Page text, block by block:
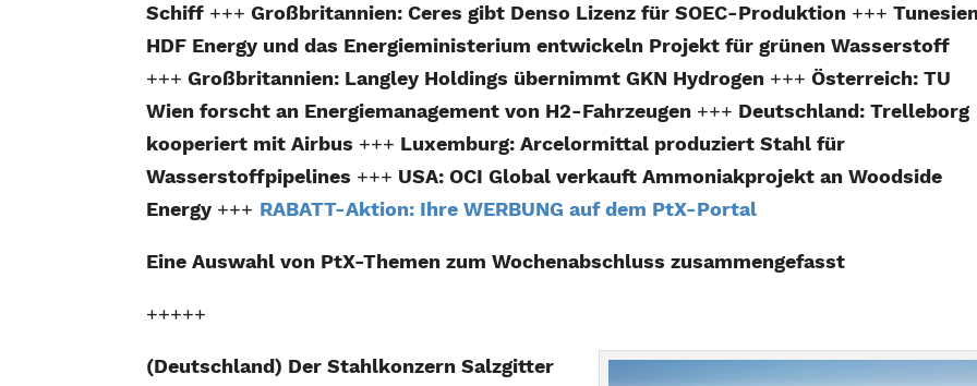
Schiff +++ Großbritannien: Ceres gibt Denso Lizenz für SOEC-Produktion +++
HDF Energy und das Energieministerium entwickeln Projekt für grünen Wasserstoff
+++ Großbritannien: Langley Holdings übernimmt GKN Hydrogen +++ Österreich: TU
Wien forscht an Energiemanagement von H2-Fahrzeugen +++ Deutschland: Trelleborg
kooperiert mit Airbus +++ Luxemburg: Arcelormittal produziert Stahl für
Wasserstoffpipelines +++ USA: OCI Global verkauft Ammoniakprojekt an Woodside
Energy +++ RABATT-Aktion: Ihre WERBUNG auf dem PtX-Portal
Eine Auswahl von PtX-Themen zum Wochenabschluss zusammengefasst
+++++
(Deutschland) Der Stahlkonzern Salzgitter